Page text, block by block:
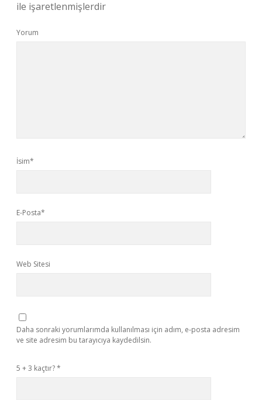
ile işaretlenmişlerdir
Yorum
İsim*
E-Posta*
Web Sitesi
Daha sonraki yorumlarımda kullanılması için adım, e-posta adresim
ve site adresim bu tarayıcıya kaydedilsin.
5 + 3 kaçtır?*